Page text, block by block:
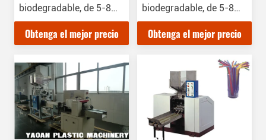
biodegradable, de 5-8
mm de diámetro
Obtenga el mejor precio
biodegradable, de 5-8
mm de diámetro.
Obtenga el mejor precio